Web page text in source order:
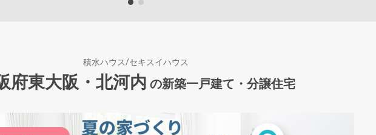
積水ハウス/セキスイハウス
府東大阪・北河内 の新築一戸建て・分譲住宅